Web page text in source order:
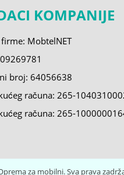
KOMPANIJE
MobtelNET
broj: 64056638
računa: 265-
računa: 265-
za mobilni. Sva prava